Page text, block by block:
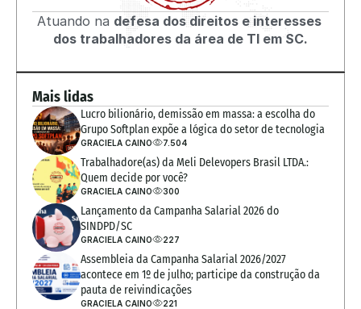
Atuando na defesa dos direitos e interesses
dos trabalhadores da área de TI em SC.
Mais lidas
Lucro bilionário, demissão em massa: a escolha do
Grupo Softplan expõe a lógica do setor de tecnologia
GRACIELA CAINO 7.504
Trabalhadore(as) da Meli Delevopers Brasil LTDA.:
Quem decide por você?
GRACIELA CAINO 300
Lançamento da Campanha Salarial 2026 do
SINDPD/SC
GRACIELA CAINO 227
Assembleia da Campanha Salarial 2026/2027
acontece em 1º de julho; participe da construção da
pauta de reivindicações
GRACIELA CAINO 221